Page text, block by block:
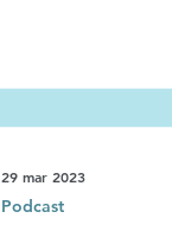
Podcast
29 mar 2023